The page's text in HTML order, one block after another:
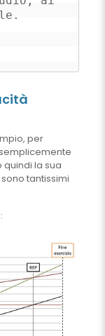
per
la sua
tantissimi